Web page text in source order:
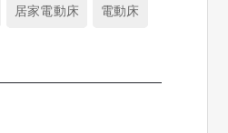
居家電動床
電動床